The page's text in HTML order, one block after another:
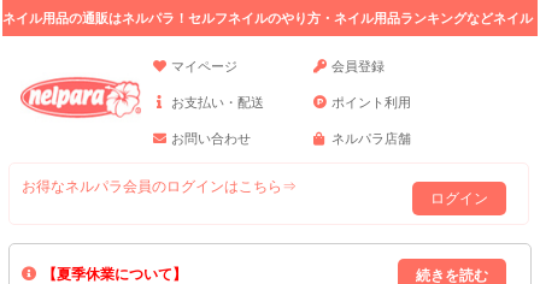
ネイル用品の通販はネルパラ！セルフネイルのやり方・ネイル用品ランキングなどネイル
マイページ
会員登録
お支払い・配送 ポイント利用
お問い合わせ ネルパラ店舗
お得なネルパラ会員のログインはこちら⇒
ログイン
【夏季休業について】